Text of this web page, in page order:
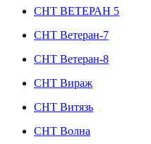
СНТ ВЕТЕРАН 5
СНТ Ветеран-7
СНТ Ветеран-8
СНТ Вираж
СНТ Витязь
СНТ Волна